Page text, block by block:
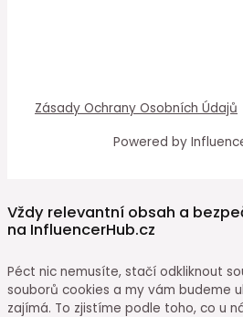
Zásady Ochrany Osobních Údajů
Powered by
Vždy relevantní obsah a
na InfluencerHub.cz
Péct nic nemusíte, stačí odkliknout
souborů cookies a my vám budeme
zajímá. To zjistíme podle toho, co u